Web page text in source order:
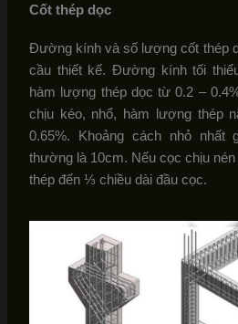
Cốt thép dọc
Đường kính và số lượng cốt thép
cầu thiết kế. Đường kính tối
hàm lượng thép dọc từ 0.2 –
chịu kéo, nhổ, hàm lượng thép
0.65%. Khoảng cách nhỏ nhất
thường là 10cm. Nếu cọc chịu
thép đến ⅓ chiều dài đầu cọc.